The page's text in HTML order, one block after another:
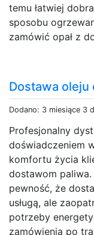
temu łatwiej
sposobu
zamówić opał z
Dostawa oleju
Dodano: 3 miesiące 3
Profesjonalny
doświadczeniem
komfortu życia
dostawom paliwa.
pewność, że
usługą, ale
potrzeby
zamówienia po